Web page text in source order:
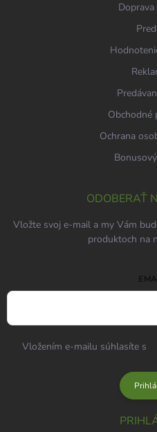
Obchodné
Ochrana
ODOBERAŤ
Vložte svoj e-mail a my Vám
produktoch na
Vložením e-mailu súhlasíte s